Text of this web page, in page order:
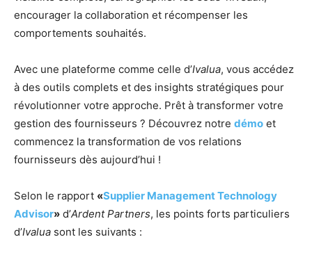
encourager la collaboration et récompenser les
comportements souhaités.
Avec une plateforme comme celle d’Ivalua, vous accédez
à des outils complets et des insights stratégiques pour
révolutionner votre approche. Prêt à transformer votre
gestion des fournisseurs ? Découvrez notre démo et
commencez la transformation de vos relations
fournisseurs dès aujourd’hui !
Selon le rapport «Supplier Management Technology
Advisor» d’Ardent Partners, les points forts particuliers
d’Ivalua sont les suivants :